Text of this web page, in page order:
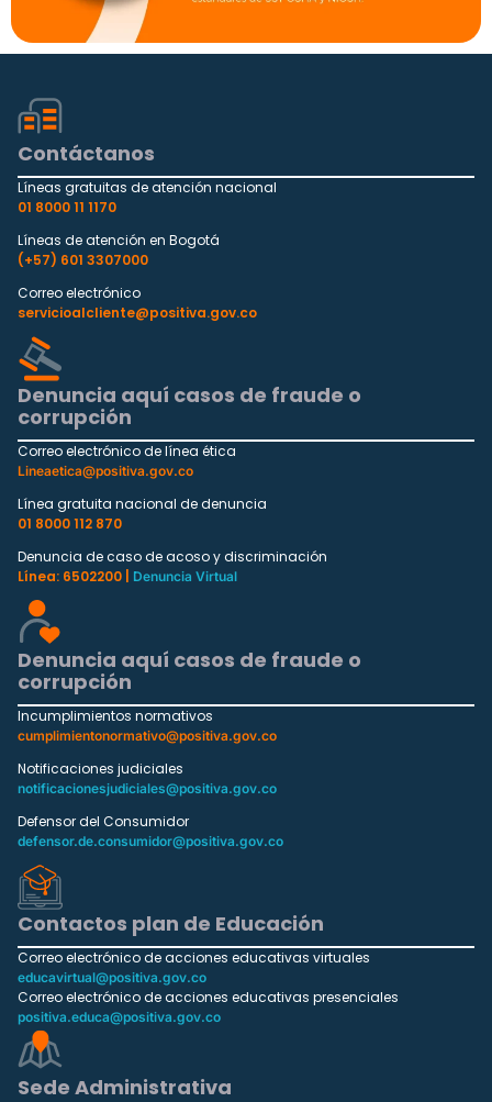
Contáctanos
Líneas gratuitas de atención nacional
01 8000 11 1170
Líneas de atención en Bogotá
(+57) 601 3307000
Correo electrónico
servicioalcliente@positiva.gov.co
Denuncia aquí casos de fraude o
corrupción
Correo electrónico de línea ética
Lineaetica@positiva.gov.co
Línea gratuita nacional de denuncia
01 8000 112 870
Denuncia de caso de acoso y discriminación
Línea: 6502200 |
Denuncia Virtual
Denuncia aquí casos de fraude o
corrupción
Incumplimientos normativos
cumplimientonormativo@positiva.gov.co
Notificaciones judiciales
notificacionesjudiciales@positiva.gov.co
Defensor del Consumidor
defensor.de.consumidor@positiva.gov.co
Contactos plan de Educación
Correo electrónico de acciones educativas virtuales
educavirtual@positiva.gov.co
Correo electrónico de acciones educativas presenciales
positiva.educa@positiva.gov.co
Sede Administrativa